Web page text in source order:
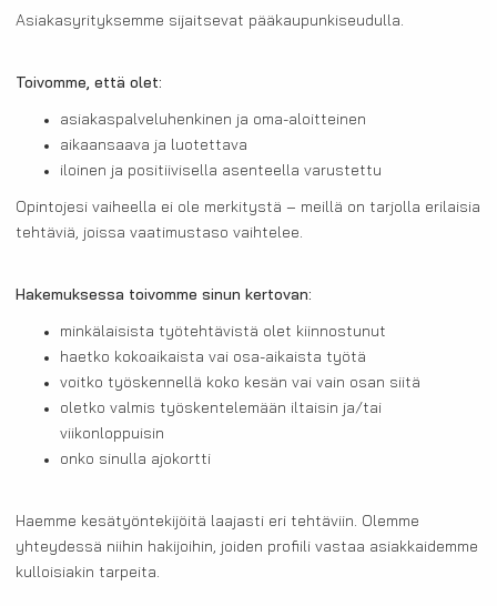
Asiakasyrityksemme sijaitsevat pääkaupunkiseudulla.
Toivomme, että olet:
asiakaspalveluhenkinen ja oma-aloitteinen
aikaansaava ja luotettava
iloinen ja positiivisella asenteella varustettu
Opintojesi vaiheella ei ole merkitystä – meillä on tarjolla erilaisia
tehtäviä, joissa vaatimustaso vaihtelee.
Hakemuksessa toivomme sinun kertovan:
minkälaisista työtehtävistä olet kiinnostunut
haetko kokoaikaista vai osa-aikaista työtä
voitko työskennellä koko kesän vai vain osan siitä
oletko valmis työskentelemään iltaisin ja/tai
viikonloppuisin
onko sinulla ajokortti
Haemme kesätyöntekijöitä laajasti eri tehtäviin. Olemme
yhteydessä niihin hakijoihin, joiden profiili vastaa asiakkaidemme
kulloisiakin tarpeita.